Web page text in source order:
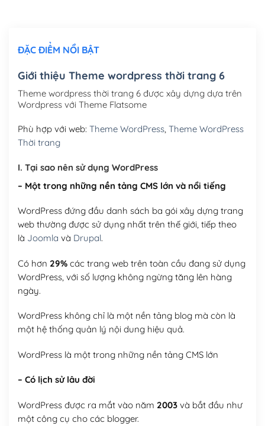
Mua thêm Host + Tên miền
Tên miền Việt Nam .vn (1 năm)(+550,000₫)
Hosting 3GB SSD (1 năm)
Hosting 5GB SSD (1 năm)
Hosting 8GB SSD (1 năm) (+950,000₫)
ĐẶC ĐIỂM NỔI BẬT
Giới thiệu Theme wordpress thời trang 6
Theme wordpress thời trang 6 được xây dựng dựa trên
Wordpress với Theme Flatsome
Phù hợp với web: Theme WordPress, Theme WordPress
Thời trang
I. Tại sao nên sử dụng WordPress
– Một trong những nền tảng CMS lớn và nổi tiếng
WordPress đứng đầu danh sách ba gói xây dựng trang
web thường được sử dụng nhất trên thế giới, tiếp theo
là Joomla và Drupal.
Có hơn 29%các trang web trên toàn cầu đang sử dụng
WordPress, với số lượng không ngừng tăng lên hàng
ngày.
WordPress không chỉ là một nền tảng blog mà còn là
một hệ thống quản lý nội dung hiệu quả.
WordPress là một trong những nền tảng CMS lớn
– Có lịch sử lâu đời
WordPress được ra mắt vào năm 2003và bắt đầu như
một công cụ cho các blogger.